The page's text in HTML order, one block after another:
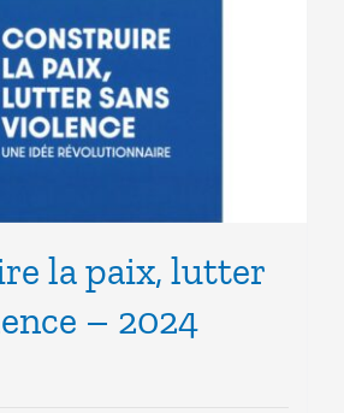
la paix, lutter
– 2024